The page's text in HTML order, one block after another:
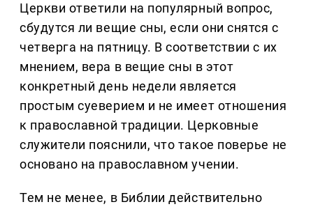
Церкви ответили на популярный вопрос,
сбудутся ли вещие сны, если они снятся с
четверга на пятницу. В соответствии с их
мнением, вера в вещие сны в этот
конкретный день недели является
простым суеверием и не имеет отношения
к православной традиции. Церковные
служители пояснили, что такое поверье не
основано на православном учении.
Тем не менее, в Библии действительно